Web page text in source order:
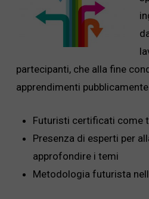
partecipanti, che alla fine
apprendimenti
Futuristi certificati come
Presenza di esperti per
approfondire i temi
Metodologia futurista